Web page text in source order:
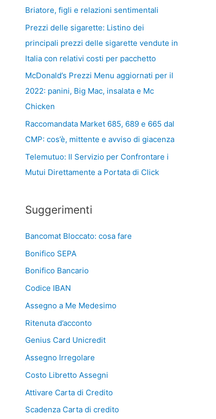
Briatore, figli e relazioni sentimentali
Prezzi delle sigarette: Listino dei
principali prezzi delle sigarette vendute in
Italia con relativi costi per pacchetto
McDonald’s Prezzi Menu aggiornati per il
2022: panini, Big Mac, insalata e Mc
Chicken
Raccomandata Market 685, 689 e 665 dal
CMP: cos’è, mittente e avviso di giacenza
Telemutuo: Il Servizio per Confrontare i
Mutui Direttamente a Portata di Click
Suggerimenti
Bancomat Bloccato: cosa fare
Bonifico SEPA
Bonifico Bancario
Codice IBAN
Assegno a Me Medesimo
Ritenuta d’acconto
Genius Card Unicredit
Assegno Irregolare
Costo Libretto Assegni
Attivare Carta di Credito
Scadenza Carta di credito